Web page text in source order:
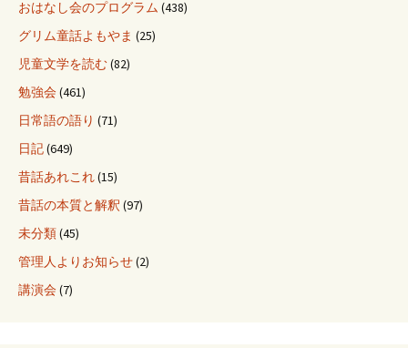
おはなし会のプログラム (438)
グリム童話よもやま (25)
児童文学を読む(82)
勉強会(461)
日常語の語り (71)
日記(649)
昔話あれこれ(15)
昔話の本質と解釈 (97)
未分類(45)
管理人よりお知らせ(2)
講演会(7)